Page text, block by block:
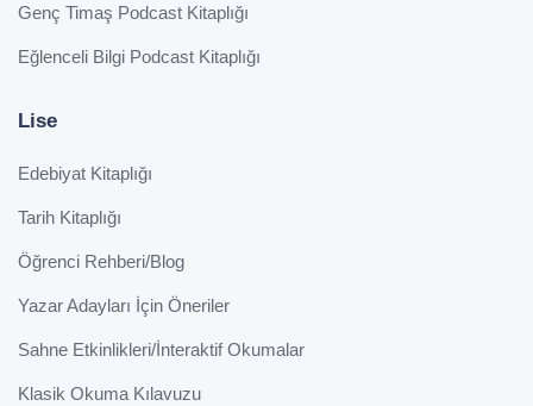
Genç Timaş Podcast Kitaplığı
Eğlenceli Bilgi Podcast Kitaplığı
Lise
Edebiyat Kitaplığı
Tarih Kitaplığı
Öğrenci Rehberi/Blog
Yazar Adayları İçin Öneriler
Sahne Etkinlikleri/İnteraktif Okumalar
Klasik Okuma Kılavuzu